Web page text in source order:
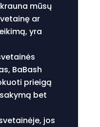
mūsų
ar
yra
BaBash
prieigą
bet
jos